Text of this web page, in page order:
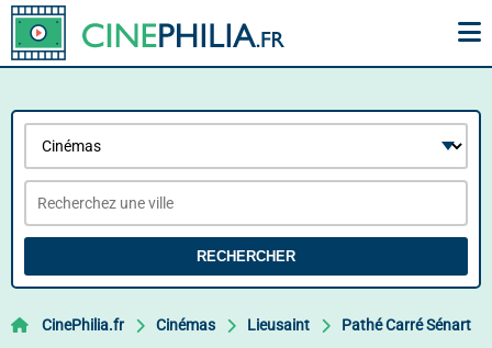
RECHERCHER
CinePhilia.fr Cinémas Lieusaint Pathé Carré Sénart